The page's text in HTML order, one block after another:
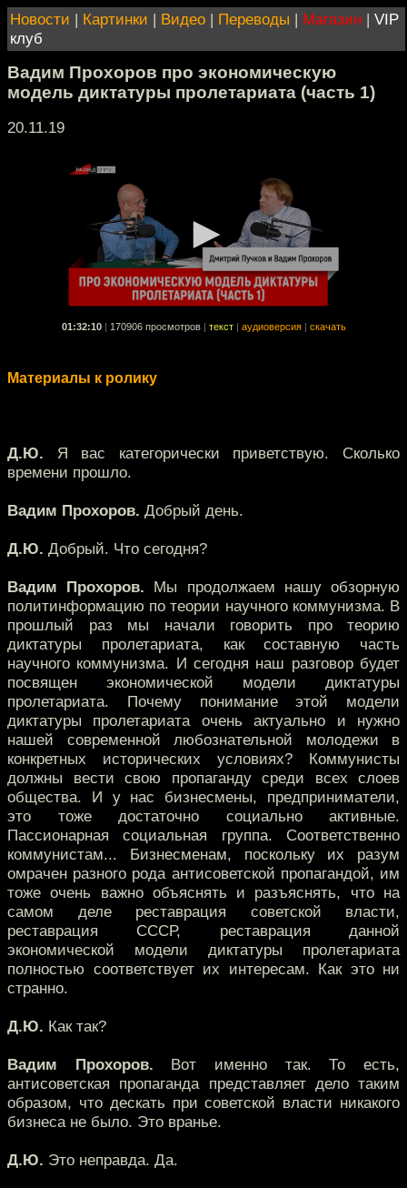
Новости | Картинки | Видео | Переводы | Магазин | VIP
клуб
Вадим Прохоров про экономическую
модель диктатуры пролетариата (часть 1)
20.11.19
01:32:10 170906 просмотров текст аудиоверсия скачать
Материалы к ролику
Д.Ю. Я вас категорически приветствую. Сколько
времени прошло.
Вадим Прохоров. Добрый день.
Д.Ю. Добрый. Что сегодня?
Вадим Прохоров. Мы продолжаем нашу обзорную
политинформацию по теории научного коммунизма. В
прошлый раз мы начали говорить про теорию
диктатуры пролетариата, как составную часть
научного коммунизма. И сегодня наш разговор будет
посвящен экономической модели диктатуры
пролетариата. Почему понимание этой модели
диктатуры пролетариата очень актуально и нужно
нашей современной любознательной молодежи в
конкретных исторических условиях? Коммунисты
должны вести свою пропаганду среди всех слоев
общества. И у нас бизнесмены, предприниматели,
это тоже достаточно социально активные.
Пассионарная социальная группа. Соответственно
коммунистам... Бизнесменам, поскольку их разум
омрачен разного рода антисоветской пропагандой, им
тоже очень важно объяснять и разъяснять, что на
самом деле реставрация советской власти,
реставрация СССР, реставрация данной
экономической модели диктатуры пролетариата
полностью соответствует их интересам. Как это ни
странно.
Д.Ю. Как так?
Вадим Прохоров. Вот именно так. То есть,
антисоветская пропаганда представляет дело таким
образом, что дескать при советской власти никакого
бизнеса не было. Это вранье.
Д.Ю. Это неправда. Да.